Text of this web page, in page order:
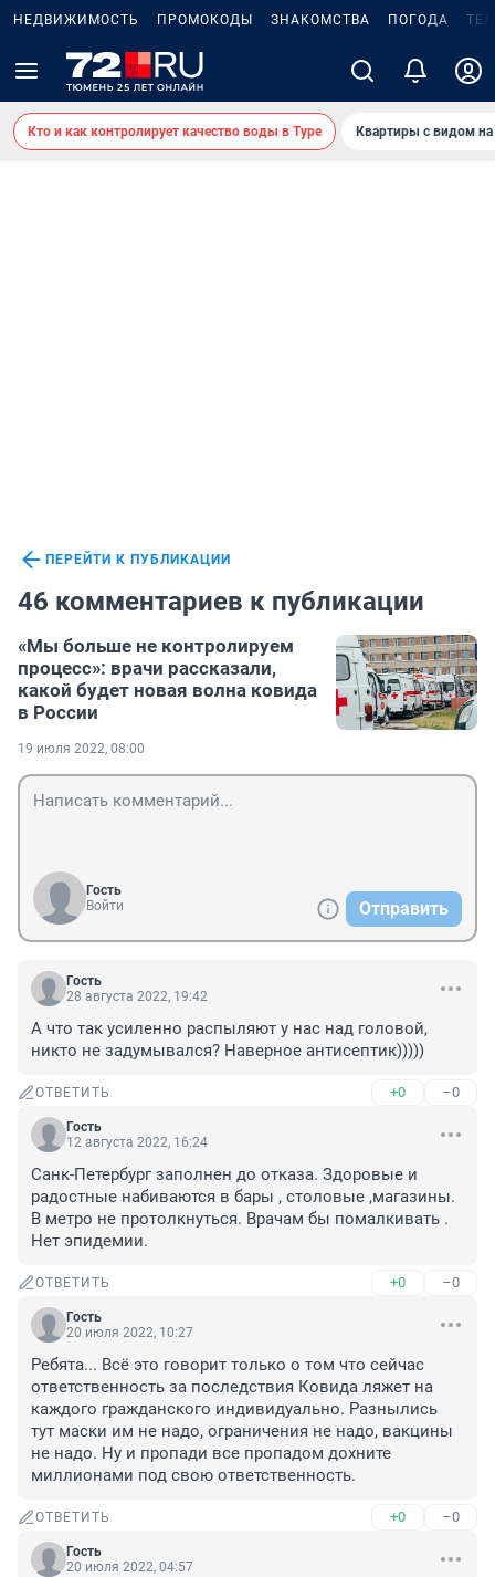
НЕДВИЖИМОСТЬ ПРОМОКОДЫ ЗНАКОМСТВА ПОГОДА
Кто и как контролирует качество воды в Туре Квартиры с видом на
ПЕРЕЙТИ К ПУБЛИКАЦИИ
46 комментариев к публикации
«Мы больше не контролируем
процесс»: врачи рассказали,
какой будет новая волна ковида
в России
19 июля 2022, 08:00
Гость
Войти
Отправить
Гость
28 августа 2022, 19:42
А что так усиленно распыляют у нас над головой,
никто не задумывался? Наверное антисептик)))))
ОТВЕТИТЬ +0 –0
Гость
12 августа 2022, 16:24
Санк-Петербург заполнен до отказа. Здоровые и
радостные набиваются в бары , столовые ,магазины.
В метро не протолкнуться. Врачам бы помалкивать .
Нет эпидемии.
ОТВЕТИТЬ +0 –0
Гость
20 июля 2022, 10:27
Ребята... Всё это говорит только о том что сейчас
ответственность за последствия Ковида ляжет на
каждого гражданского индивидуально. Разнылись
тут маски им не надо, ограничения не надо, вакцины
не надо. Ну и пропади все пропадом дохните
миллионами под свою ответственность.
ОТВЕТИТЬ +0 –0
Гость
20 июля 2022, 04:57